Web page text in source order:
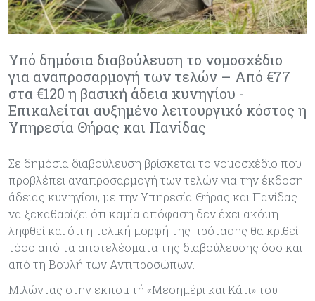
Υπό δημόσια διαβούλευση το νομοσχέδιο
για αναπροσαρμογή των τελών – Από €77
στα €120 η βασική άδεια κυνηγίου -
Επικαλείται αυξημένο λειτουργικό κόστος η
Υπηρεσία Θήρας και Πανίδας
Σε δημόσια διαβούλευση βρίσκεται το νομοσχέδιο που
προβλέπει αναπροσαρμογή των τελών για την έκδοση
άδειας κυνηγίου, με την Υπηρεσία Θήρας και Πανίδας
να ξεκαθαρίζει ότι καμία απόφαση δεν έχει ακόμη
ληφθεί και ότι η τελική μορφή της πρότασης θα κριθεί
τόσο από τα αποτελέσματα της διαβούλευσης όσο και
από τη Βουλή των Αντιπροσώπων.
Μιλώντας στην εκπομπή «Μεσημέρι και Κάτι» του